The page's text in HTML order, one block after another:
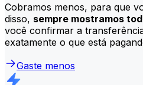
Cobramos menos, para que
disso, sempre mostramos
você confirmar a
exatamente o que está
Gaste menos